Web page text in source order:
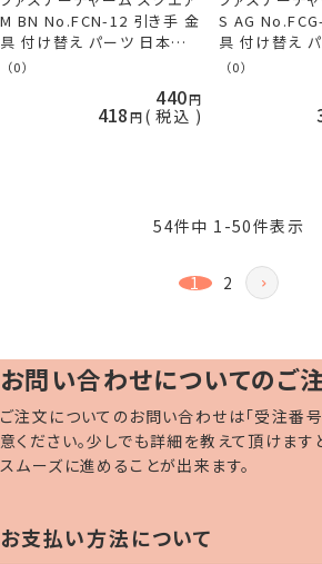
M BN No.FCN-12 引き手 金
具 付け替え パーツ 日本製
ネコポス可 ミササ 手芸の山
（0）
440
418 税込
S AG
具 付け替え
ネコポス可 ミ
（0）
54件中 1 -50件表示
1 2
お問い合わせについてのご
ご注文についてのお問い合わせは「受注番号
意ください。少しでも詳細を教えて頂けます
スムーズに進めることが出来ます。
お支払い方法について